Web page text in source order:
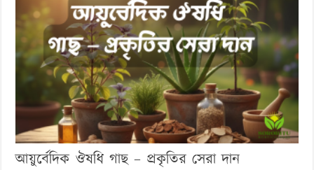
আয়ুর্বেদিক ঔষধি গাছ – প্রকৃতির সেরা দান